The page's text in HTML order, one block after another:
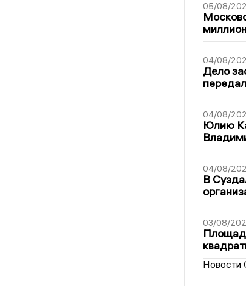
05/08/
04/08/
Дело
04/08/
Юлию
04/08/
В
03/08/